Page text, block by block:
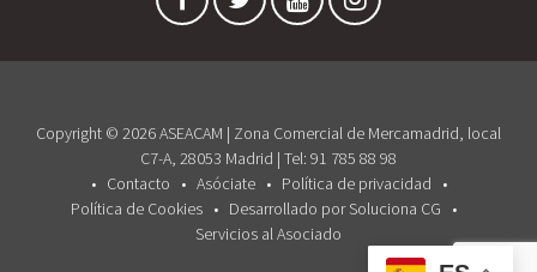
Copyright © 2026 ASEACAM | Zona Comercial de Mercamadrid, local
C7-A, 28053 Madrid | Tel: 91 785 88 98
Contacto
Asóciate
Política de privacidad
Política de Cookies
Desarrollado por Soluciona CG
Servicios al Asociado